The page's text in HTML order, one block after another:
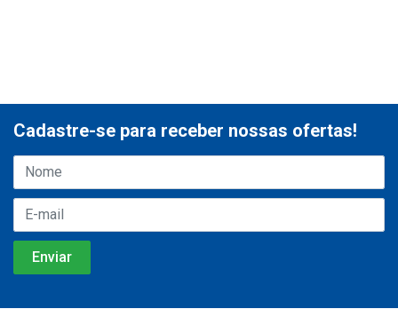
Cadastre-se para receber nossas ofertas!